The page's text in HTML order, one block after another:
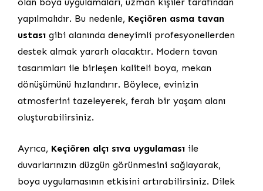
yapılmalıdır. Bu nedenle, Keçiören asma tavan
ustası gibi alanında deneyimli profesyonellerden
destek almak yararlı olacaktır. Modern tavan
tasarımları ile birleşen kaliteli boya, mekan
dönüşümünü hızlandırır. Böylece, evinizin
atmosferini tazeleyerek, ferah bir yaşam alanı
oluşturabilirsiniz.
Ayrıca, Keçiören alçı sıva uygulaması ile
duvarlarınızın düzgün görünmesini sağlayarak,
boya uygulamasının etkisini artırabilirsiniz. Dilek